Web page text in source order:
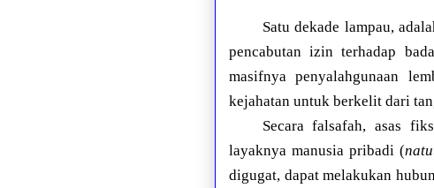
Satu dekade lampau,
pencabutan izin terhadap
masifnya penyalahgunaan
kejahatan untuk berkelit dari
Secara falsafah, asas
layaknya manusia pribadi (
digugat, dapat melakukan